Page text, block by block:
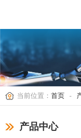
当前位置： 首页 -
产品中心